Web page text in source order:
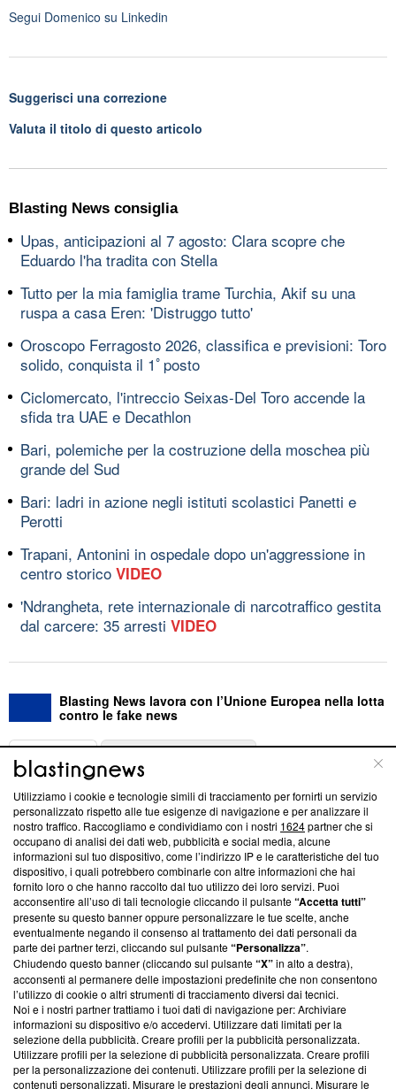
Segui Domenico su Linkedin
Suggerisci una correzione
Valuta il titolo di questo articolo
Blasting News consiglia
Upas, anticipazioni al 7 agosto: Clara scopre che
Eduardo l'ha tradita con Stella
Tutto per la mia famiglia trame Turchia, Akif su una
ruspa a casa Eren: 'Distruggo tutto'
Oroscopo Ferragosto 2026, classifica e previsioni: Toro
solido, conquista il 1ﾟposto
Ciclomercato, l'intreccio Seixas-Del Toro accende la
sfida tra UAE e Decathlon
Bari, polemiche per la costruzione della moschea più
grande del Sud
Bari: ladri in azione negli istituti scolastici Panetti e
Perotti
Trapani, Antonini in ospedale dopo un'aggressione in
centro storico VIDEO
'Ndrangheta, rete internazionale di narcotraffico gestita
dal carcere: 35 arresti VIDEO
Blasting News lavora con l’Unione Europea nella lotta
contro le fake news
ABOUT
Questa sezione offre informazioni trasparenti su Blasting
News, sui nostri processi editoriali e su come ci impegniamo a
creare news di qualità. Inoltre, afferma la nostra aderenza a
‘Trust Project - News with Integrity’Blasting News non è
ancora membro del programma, ma ha richiesto di farne
parte; Trust Project non ha ancora effettuato una verifica di
conformità agli standard.
Su di noi
Team editoriale
Corporate
Redazione
Informativa Privacy
Utilizziamo i cookie e tecnologie simili di tracciamento per fornirti un servizio
personalizzato rispetto alle tue esigenze di navigazione e per analizzare il
nostro traffico. Raccogliamo e condividiamo con i nostri 1624partner che si
occupano di analisi dei dati web, pubblicità e social media, alcune
informazioni sul tuo dispositivo, come l’indirizzo IP e le caratteristiche del tuo
dispositivo, i quali potrebbero combinarle con altre informazioni che hai
fornito loro o che hanno raccolto dal tuo utilizzo dei loro servizi. Puoi
acconsentire all’uso di tali tecnologie cliccando il pulsante“Accetta tutti”
presente su questo banner oppure personalizzare le tue scelte, anche
eventualmente negando il consenso al trattamento dei dati personali da
parte dei partner terzi, cliccando sul pulsante“Personalizza”.
Chiudendo questo banner (cliccando sul pulsante“X”in alto a destra),
acconsenti al permanere delle impostazioni predefinite che non consentono
l’utilizzo di cookie o altri strumenti di tracciamento diversi dai tecnici.
Noi e i nostri partner trattiamo i tuoi dati di navigazione per: Archiviare
informazioni su dispositivo e/o accedervi. Utilizzare dati limitati per la
selezione della pubblicità. Creare profili per la pubblicità personalizzata.
Utilizzare profili per la selezione di pubblicità personalizzata. Creare profili
per la personalizzazione dei contenuti. Utilizzare profili per la selezione di
contenuti personalizzati. Misurare le prestazioni degli annunci. Misurare le